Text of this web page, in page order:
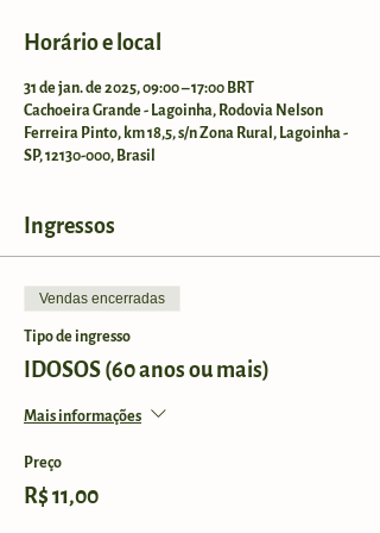
Horário e local
31 de jan. de 2025, 09:00 – 17:00 BRT
Cachoeira Grande - Lagoinha, Rodovia Nelson
Ferreira Pinto, km 18,5, s/n Zona Rural, Lagoinha -
SP, 12130-000, Brasil
Ingressos
Vendas encerradas
Tipo de ingresso
IDOSOS (60 anos ou mais)
Mais informações
Preço
R$ 11,00